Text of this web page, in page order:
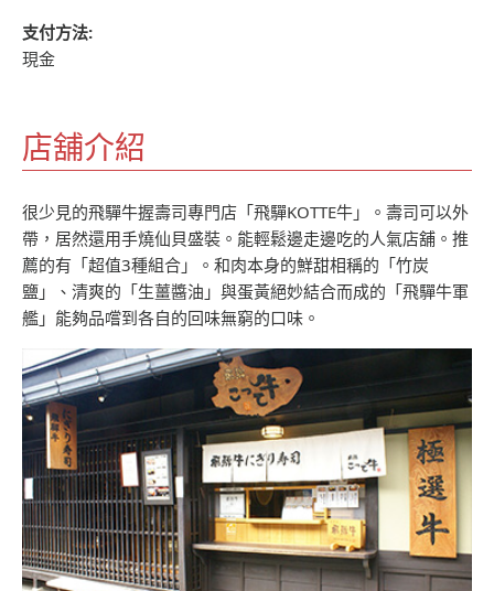
支付方法:
現金
店舖介紹
很少見的飛驒牛握壽司專門店「飛驒KOTTE牛」。壽司可以外
帶，居然還用手燒仙貝盛裝。能輕鬆邊走邊吃的人氣店舖。推
薦的有「超值3種組合」。和肉本身的鮮甜相稱的「竹炭
鹽」、清爽的「生薑醬油」與蛋黃絕妙結合而成的「飛驒牛軍
艦」能夠品嚐到各自的回味無窮的口味。